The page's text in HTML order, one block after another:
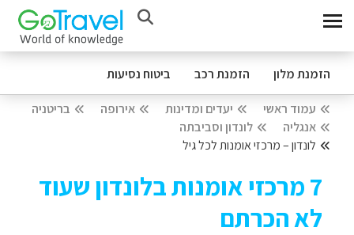
הזמנת מלון הזמנת רכב ביטוח נסיעות
עמוד ראשי יעדים ומדינות אירופה
בריטניה
אנגליה
לונדון וסביבתה
לונדון – מרכזי אומנות לכל גיל
7 מרכזי אומנות בלונדון שעוד
לא הכרתם